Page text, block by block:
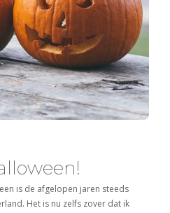
is de afgelopen jaren steeds
Het is nu zelfs zover dat ik